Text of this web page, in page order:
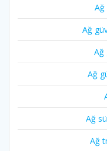
Ağ
Ağ
Ağ
Ağ
Ağ
Ağ